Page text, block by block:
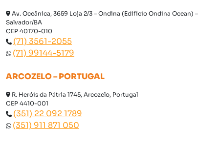
Av. Oceânica, 3659 Loja 2/3 – Ondina (Edifício Ondina Ocean) –
Salvador/BA
CEP 40170-010
(71) 3561-2055
(71) 99144-5179
ARCOZELO – PORTUGAL
R. Heróis da Pátria 1745, Arcozelo, Portugal
CEP 4410-001
(351) 22 092 1789
(351) 911 871 050